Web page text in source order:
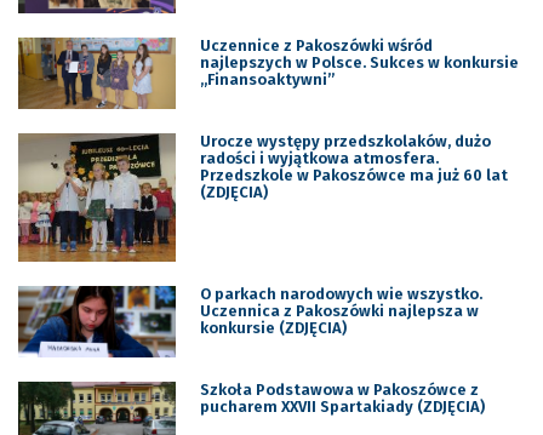
Uczennice z Pakoszówki wśród
najlepszych w Polsce. Sukces w konkursie
„Finansoaktywni”
Urocze występy przedszkolaków, dużo
radości i wyjątkowa atmosfera.
Przedszkole w Pakoszówce ma już 60 lat
(ZDJĘCIA)
O parkach narodowych wie wszystko.
Uczennica z Pakoszówki najlepsza w
konkursie (ZDJĘCIA)
Szkoła Podstawowa w Pakoszówce z
pucharem XXVII Spartakiady (ZDJĘCIA)